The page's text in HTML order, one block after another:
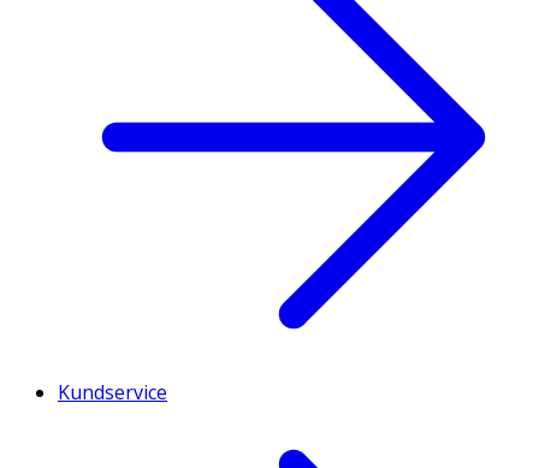
Kundservice